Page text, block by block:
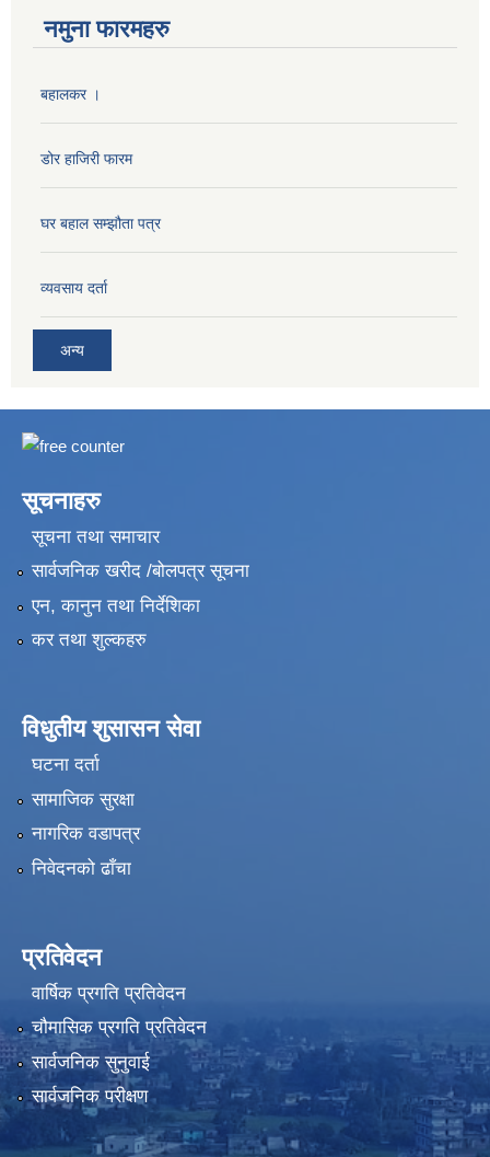
नमुना फारमहरु
बहालकर ।
डोर हाजिरी फारम
घर बहाल सम्झौता पत्र
व्यवसाय दर्ता
अन्य
सूचनाहरु
सूचना तथा समाचार
सार्वजनिक खरीद /बोलपत्र सूचना
एन, कानुन तथा निर्देशिका
कर तथा शुल्कहरु
विधुतीय शुसासन सेवा
घटना दर्ता
सामाजिक सुरक्षा
नागरिक वडापत्र
निवेदनको ढाँचा
प्रतिवेदन
वार्षिक प्रगति प्रतिवेदन
चौमासिक प्रगति प्रतिवेदन
सार्वजनिक सुनुवाई
सार्वजनिक परीक्षण